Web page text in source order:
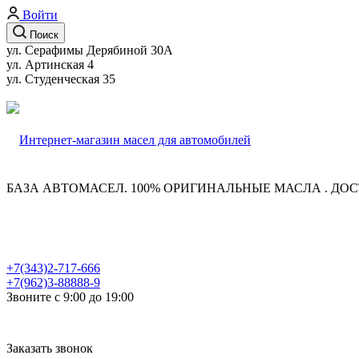
Войти
Поиск
ул. Серафимы Дерябиной 30А
ул. Артинская 4
ул. Студенческая 35
БАЗА АВТОМАСЕЛ. 100% ОРИГИНАЛЬНЫЕ МАСЛА .
+7(343)2-717-666
+7(962)3-88888-9
Звоните с 9:00 до 19:00
Заказать звонок